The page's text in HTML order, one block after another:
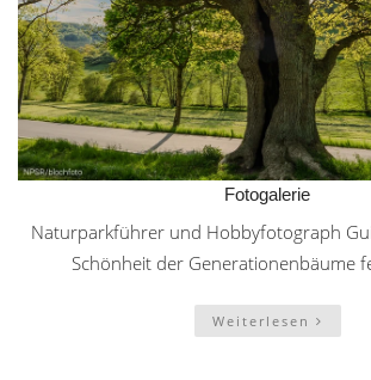
Fotogalerie
Naturparkführer und Hobbyfotograph
Schönheit der Generationenbäume
Weiterlesen